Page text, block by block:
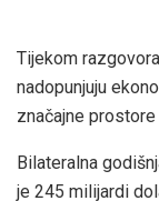
Tijekom
nadopunjuju
značajne
Bilateralna
je 245 milijardi